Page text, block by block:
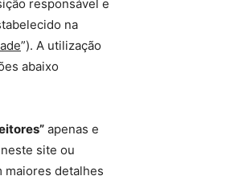
responsável e
na
”). A utilização
abaixo
apenas e
site ou
maiores detalhes